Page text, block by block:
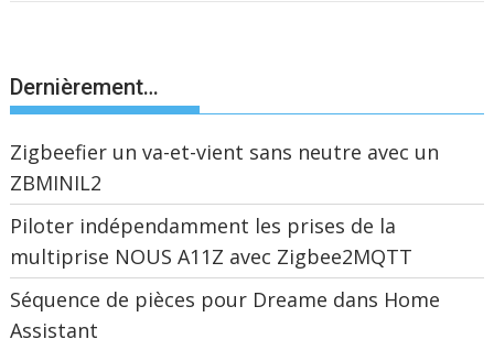
Dernièrement…
Zigbeefier un va-et-vient sans neutre avec un
ZBMINIL2
Piloter indépendamment les prises de la
multiprise NOUS A11Z avec Zigbee2MQTT
Séquence de pièces pour Dreame dans Home
Assistant